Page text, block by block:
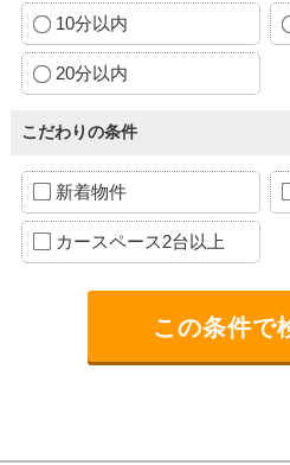
10分以内
20分以内
こだわりの条件
新着物件
カースペース2台以上